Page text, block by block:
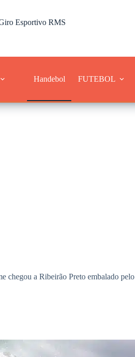
Esportivo RMS
Handebol FUTEBOL
chegou a Ribeirão Preto embalado pelo